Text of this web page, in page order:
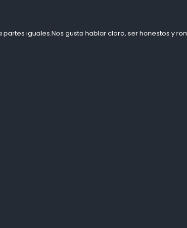
iguales.Nos gusta hablar claro, ser honestos y